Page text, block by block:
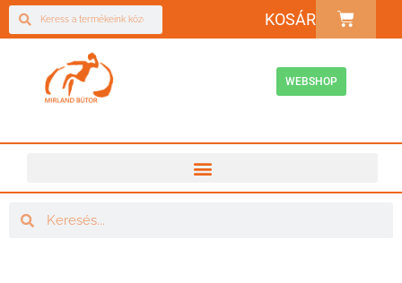
KOSÁR
WEBSHOP